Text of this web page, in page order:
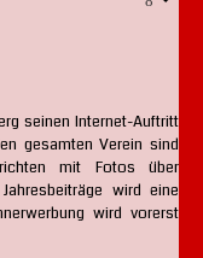
seinen Internet-Auftritt
gesamten Verein sind
mit Fotos über
wird eine
wird vorerst